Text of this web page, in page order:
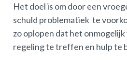
Het doel is om door een
schuld problematiek te
zo oplopen dat het
regeling te treffen en hulp te